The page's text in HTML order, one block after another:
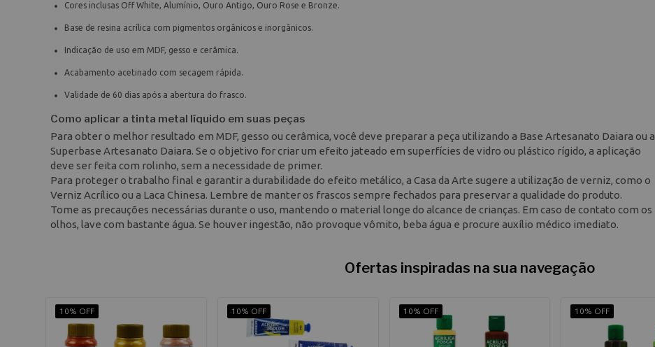
Cores inclusas Off White, Alumínio, Ouro Antigo, Ouro Rose e Bronze.
Base de resina acrílica com pigmentos orgânicos e inorgânicos.
Indicação de uso em MDF, gesso e cerâmica.
Acabamento acetinado com secagem rápida.
Validade de 60 dias após a abertura do frasco.
Como aplicar a tinta metal líquido em suas peças
Para obter o melhor resultado em MDF, gesso ou cerâmica, você deve preparar a peça utilizando a Base Artesanato Daiara ou a
Superbase Artesanato Daiara. Se o objetivo for criar um efeito jateado em superfícies de vidro ou plástico rígido, a aplicação
deve ser feita com rolinho, sem a necessidade de primer.
Para proteger o trabalho final e garantir a durabilidade do efeito metálico, a Casa da Arte sugere a utilização de verniz, como o
Verniz Acrílico ou a Laca Chinesa. Lembre de manter os frascos sempre fechados para preservar a qualidade do produto.
Tome as precauções necessárias durante o uso, mantendo o material longe do alcance de crianças. Em caso de contato com os
olhos, lave com bastante água. Se houver ingestão, não provoque vômito, beba água e procure auxílio médico imediato.
Ofertas inspiradas na sua navegação
10% OFF 10% OFF 10% OFF 10% OFF